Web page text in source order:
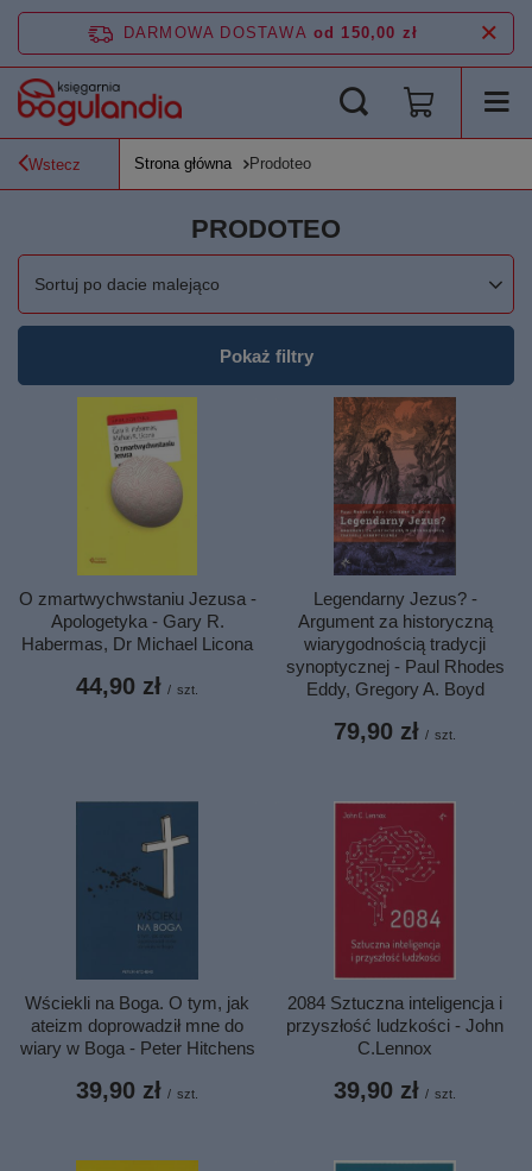
DARMOWA DOSTAWA od 150,00 zł
Wstecz Strona główna Prodoteo
PRODOTEO
Zmień sortowanie
Sortuj po dacie malejąco
Pokaż filtry
O zmartwychwstaniu Jezusa -
Apologetyka - Gary R.
Habermas, Dr Michael Licona
44,90 zł / szt.
Legendarny Jezus? -
Argument za historyczną
wiarygodnością tradycji
synoptycznej - Paul Rhodes
Eddy, Gregory A. Boyd
79,90 zł / szt.
Wściekli na Boga. O tym, jak
ateizm doprowadził mne do
wiary w Boga - Peter Hitchens
39,90 zł / szt.
2084 Sztuczna inteligencja i
przyszłość ludzkości - John
C.Lennox
39,90 zł / szt.